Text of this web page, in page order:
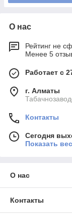
О нас
Рейтинг не
Менее 5
Работает с
г. Алматы
Контакты
Сегодня
Показать
О нас
Контакты